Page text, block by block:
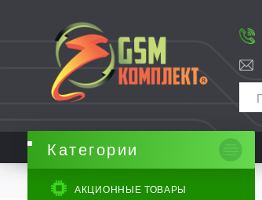
Категории
АКЦИОННЫЕ ТОВАРЫ